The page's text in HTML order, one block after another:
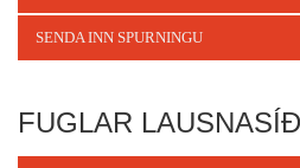
SENDA INN SPURNINGU
FUGLAR